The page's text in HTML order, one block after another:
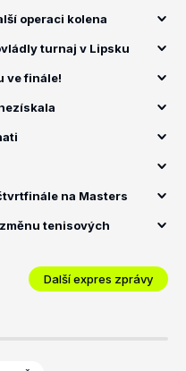
operaci kolena
turnaj v Lipsku
ve finále!
na Masters
tenisových
Další expres zprávy